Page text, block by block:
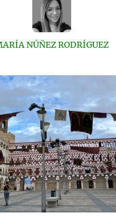
NÚÑEZ RODRÍGUEZ